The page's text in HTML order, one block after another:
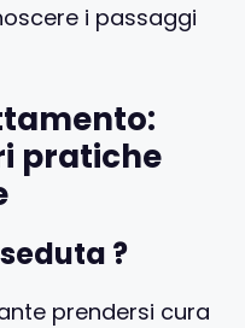
i passaggi
pratiche
?
prendersi cura